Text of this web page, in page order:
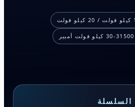
30-31500 كيلو فولت أمبير